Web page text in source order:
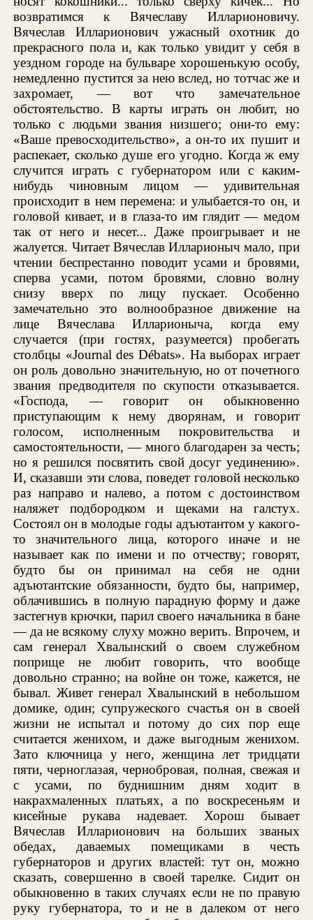
возвратимся к Вячеславу Илларионовичу.
Вячеслав Илларионович ужасный охотник до
прекрасного пола и, как только увидит у себя в
уездном городе на бульваре хорошенькую особу,
немедленно пустится за нею вслед, но тотчас же и
захромает, — вот что замечательное
обстоятельство. В карты играть он любит, но
только с людьми звания низшего; они-то ему:
«Ваше превосходительство», а он-то их пушит и
распекает, сколько душе его угодно. Когда ж ему
случится играть с губернатором или с каким-
нибудь чиновным лицом — удивительная
происходит в нем перемена: и улыбается-то он, и
головой кивает, и в глаза-то им глядит — медом
так от него и несет... Даже проигрывает и не
жалуется. Читает Вячеслав Илларионыч мало, при
чтении беспрестанно поводит усами и бровями,
сперва усами, потом бровями, словно волну
снизу вверх по лицу пускает. Особенно
замечательно это волнообразное движение на
лице Вячеслава Илларионыча, когда ему
случается (при гостях, разумеется) пробегать
столбцы «Journal des Débats». На выборах играет
он роль довольно значительную, но от почетного
звания предводителя по скупости отказывается.
«Господа, — говорит он обыкновенно
приступающим к нему дворянам, и говорит
голосом, исполненным покровительства и
самостоятельности, — много благодарен за честь;
но я решился посвятить свой досуг уединению».
И, сказавши эти слова, поведет головой несколько
раз направо и налево, а потом с достоинством
наляжет подбородком и щеками на галстух.
Состоял он в молодые годы адъютантом у какого-
то значительного лица, которого иначе и не
называет как по имени и по отчеству; говорят,
будто бы он принимал на себя не одни
адъютантские обязанности, будто бы, например,
облачившись в полную парадную форму и даже
застегнув крючки, парил своего начальника в бане
— да не всякому слуху можно верить. Впрочем, и
сам генерал Хвалынский о своем служебном
поприще не любит говорить, что вообще
довольно странно; на войне он тоже, кажется, не
бывал. Живет генерал Хвалынский в небольшом
домике, один; супружеского счастья он в своей
жизни не испытал и потому до сих пор еще
считается женихом, и даже выгодным женихом.
Зато ключница у него, женщина лет тридцати
пяти, черноглазая, чернобровая, полная, свежая и
с усами, по буднишним дням ходит в
накрахмаленных платьях, а по воскресеньям и
кисейные рукава надевает. Хорош бывает
Вячеслав Илларионович на больших званых
обедах, даваемых помещиками в честь
губернаторов и других властей: тут он, можно
сказать, совершенно в своей тарелке. Сидит он
обыкновенно в таких случаях если не по правую
руку губернатора, то и не в далеком от него